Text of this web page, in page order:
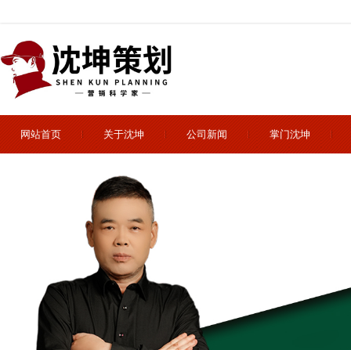
网站首页 关于沈坤 公司新闻 掌门沈坤